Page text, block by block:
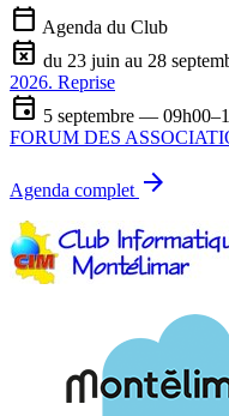
calendar_today Agenda du Club
event_busy du 23 juin au 28
2026. Reprise
event 5 septembre —
FORUM DES
Agenda complet arrow_forward